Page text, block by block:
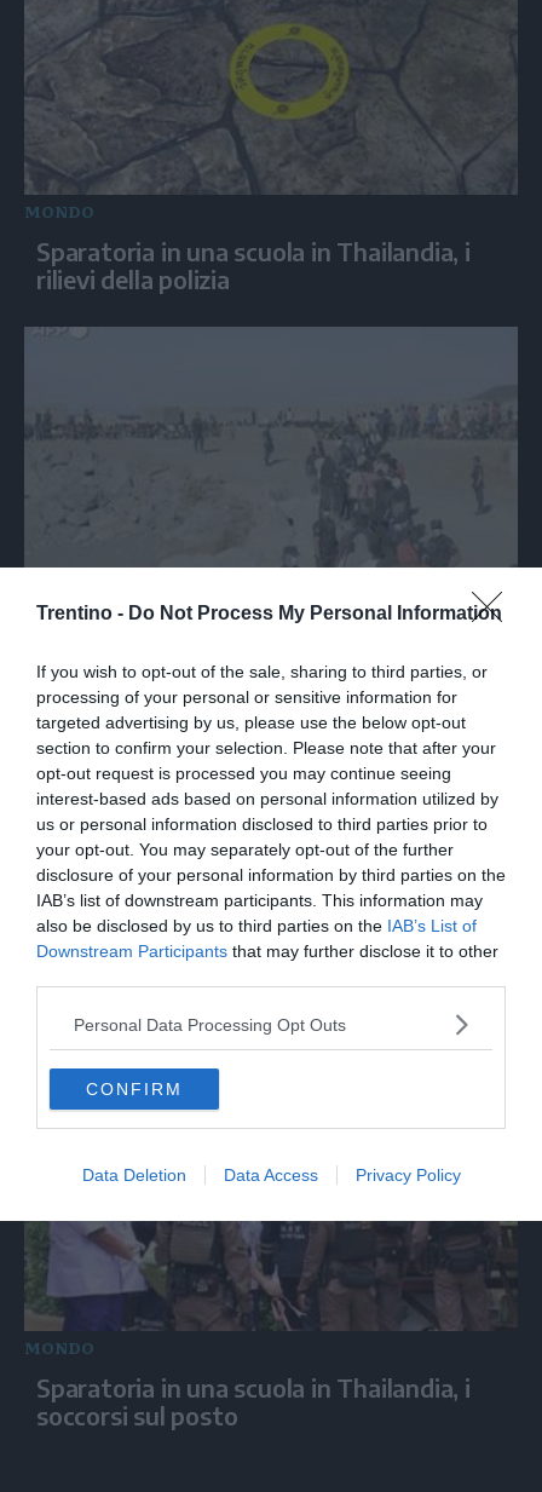
Trentino - Do Not Process My Personal Information
If you wish to opt-out of the sale, sharing to third parties, or
processing of your personal or sensitive information for
targeted advertising by us, please use the below opt-out
section to confirm your selection. Please note that after your
opt-out request is processed you may continue seeing
interest-based ads based on personal information utilized by
us or personal information disclosed to third parties prior to
your opt-out. You may separately opt-out of the further
disclosure of your personal information by third parties on the
IAB’s list of downstream participants. This information may
also be disclosed by us to third parties on the IAB’s List of
Downstream Participants that may further disclose it to other
Personal Data Processing Opt Outs
CONFIRM
Data Deletion Data Access Privacy Policy
MONDO
Sparatoria in una scuola in Thailandia, i
rilievi della polizia
I migranti a Ceuta dormono sulla spiaggia:
presidenziale
MONDO
Sparatoria in una scuola in Thailandia, i
soccorsi sul posto